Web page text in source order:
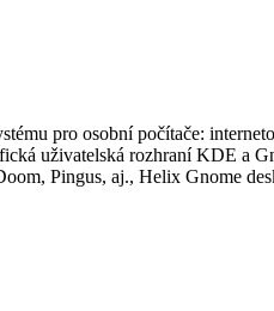
pro osobní počítače:
uživatelská rozhraní KDE a
Pingus, aj., Helix Gnome